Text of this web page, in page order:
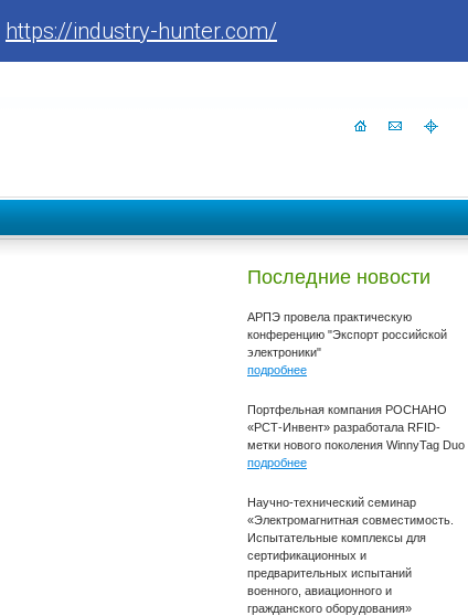
https://industry-hunter.com/
Последние новости
АРПЭ провела практическую
конференцию "Экспорт российской
электроники"
подробнее
Портфельная компания РОСНАНО
«РСТ-Инвент» разработала RFID-
метки нового поколения WinnyTag Duo
подробнее
Научно-технический семинар
«Электромагнитная совместимость.
Испытательные комплексы для
сертификационных и
предварительных испытаний
военного, авиационного и
гражданского оборудования»